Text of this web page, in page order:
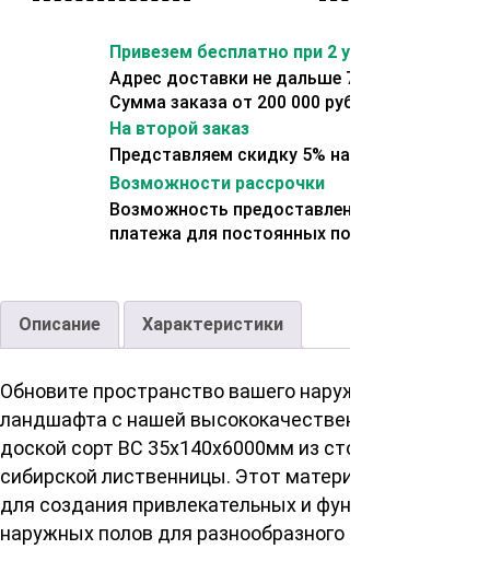
Привезем бесплатно при 2 условиях:
Адрес доставки не дальше 70 км от склада.
Сумма заказа от 200 000 рублей.
На второй заказ
Представляем скидку 5% на второй заказ
Возможности рассрочки
Возможность предоставления отсрочки
платежа для постоянных покупателей.
Описание Характеристики
Обновите пространство вашего наружного
ландшафта с нашей высококачественной палубной
доской сорт ВС 35х140х6000мм из стойкой
сибирской лиственницы. Этот материал идеален
для создания привлекательных и функциональных
наружных полов для разнообразного применения.